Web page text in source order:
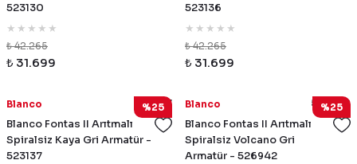
523130
₺ 42.265
₺ 31.699
523136
₺ 42.265
₺ 31.699
%25
Blanco 523137
Blanco Fontas II Arıtmalı
Spiralsiz Kaya Gri Armatür -
523137
%25
Blanco 526942
Blanco Fontas II Arıtmalı
Spiralsiz Volcano Gri
Armatür - 526942